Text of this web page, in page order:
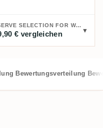
WU DRAM CLAN CHAIRMAN‘S RESERVE SELECTION FOR WU DRAM CLAN 2009 KAUFEN:
€ vergleichen
Bewertungsverteilung